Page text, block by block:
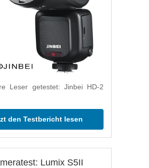
Leser getestet: Jinbei HD-2
den Testbericht lesen
Lumix S5II